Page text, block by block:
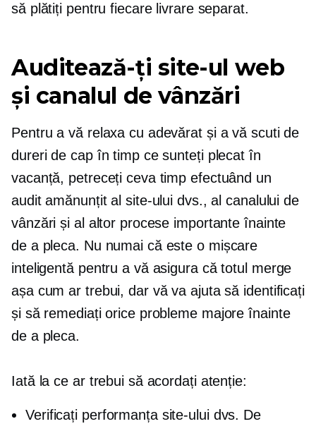
să plătiți pentru fiecare livrare separat.
Auditează-ți site-ul web
și canalul de vânzări
Pentru a vă relaxa cu adevărat și a vă scuti de
dureri de cap în timp ce sunteți plecat în
vacanță, petreceți ceva timp efectuând un
audit amănunțit al site-ului dvs., al canalului de
vânzări și al altor procese importante înainte
de a pleca. Nu numai că este o mișcare
inteligentă pentru a vă asigura că totul merge
așa cum ar trebui, dar vă va ajuta să identificați
și să remediați orice probleme majore înainte
de a pleca.
Iată la ce ar trebui să acordați atenție:
Verificați performanța site-ului dvs. De